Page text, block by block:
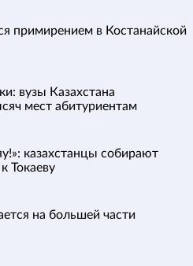
примирением в Костанайской
вузы Казахстана
мест абитуриентам
казахстанцы собирают
Токаеву
на большей части